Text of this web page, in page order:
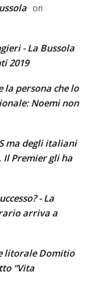
on
- La Bussola
2019
persona che lo
Noemi non
ma degli italiani
Il Premier gli ha
- La
arriva a
litorale Domitio
“Vita